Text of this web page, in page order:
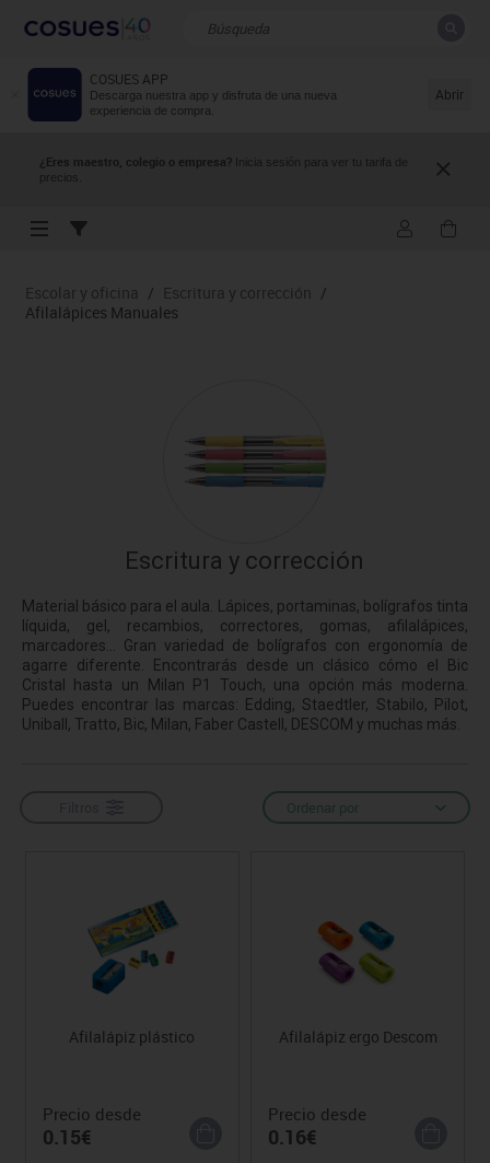
COSUES APP
Descarga nuestra app y disfruta de una nueva
experiencia de compra.
Abrir
¿Eres maestro, colegio o empresa? Inicia sesión para ver tu tarifa de
precios.
Resultados de la búsqueda
Escolar y oficina / Escritura y corrección /
Afilalápices Manuales
Escritura y corrección
Material básico para el aula. Lápices, portaminas, bolígrafos tinta
líquida, gel, recambios, correctores, gomas, afilalápices,
marcadores... Gran variedad de bolígrafos con ergonomía de
agarre diferente. Encontrarás desde un clásico cómo el Bic
Cristal hasta un Milan P1 Touch, una opción más moderna.
Puedes encontrar las marcas: Edding, Staedtler, Stabilo, Pilot,
Uniball, Tratto, Bic, Milan, Faber Castell, DESCOM y muchas más.
Ordenar por
Afilalápiz plástico
Precio desde
0.15€
Afilalápiz ergo Descom
Precio desde
0.16€